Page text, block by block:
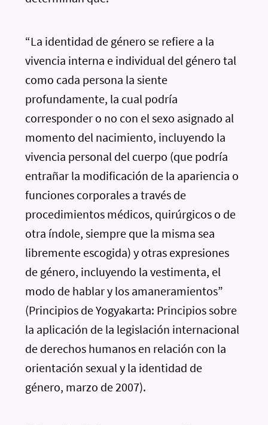
“La identidad de género se refiere a la
vivencia interna e individual del género tal
como cada persona la siente
profundamente, la cual podría
corresponder o no con el sexo asignado al
momento del nacimiento, incluyendo la
vivencia personal del cuerpo (que podría
entrañar la modificación de la apariencia o
funciones corporales a través de
procedimientos médicos, quirúrgicos o de
otra índole, siempre que la misma sea
libremente escogida) y otras expresiones
de género, incluyendo la vestimenta, el
modo de hablar y los amaneramientos”
(Principios de Yogyakarta: Principios sobre
la aplicación de la legislación internacional
de derechos humanos en relación con la
orientación sexual y la identidad de
género, marzo de 2007).